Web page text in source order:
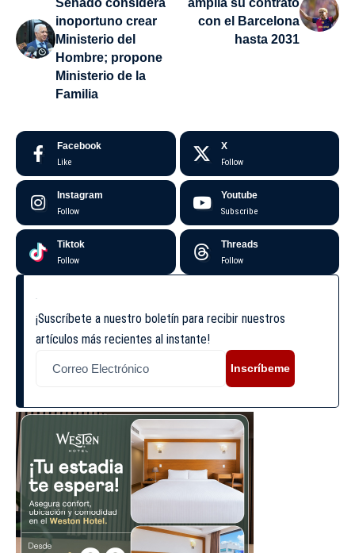
inoportuno crear
Ministerio del
Hombre; propone
Ministerio de la
Familia
con el Barcelona
hasta 2031
Facebook
Like
X
Follow
Instagram
Follow
Youtube
Subscribe
Tiktok
Follow
Threads
Follow
¡Suscríbete a nuestro boletín para recibir nuestros
artículos más recientes al instante!
Inscríbeme